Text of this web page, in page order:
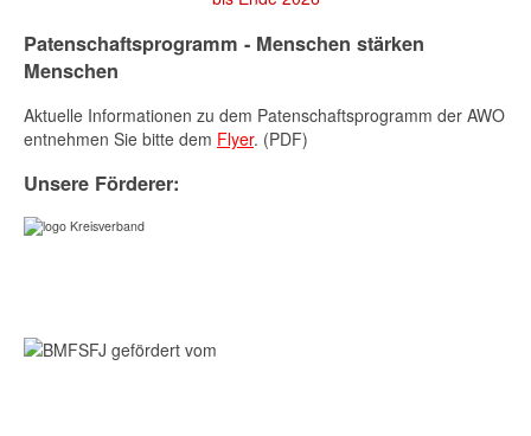
Patenschaftsprogramm - Menschen stärken
Menschen
Aktuelle Informationen zu dem Patenschaftsprogramm der AWO
entnehmen Sie bitte dem Flyer. (PDF)
Unsere Förderer: